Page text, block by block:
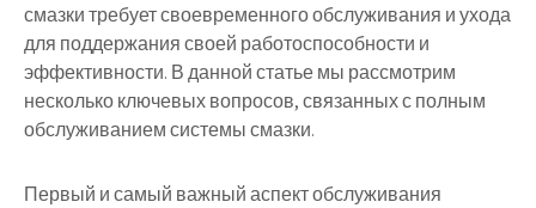
смазки требует своевременного обслуживания и ухода
для поддержания своей работоспособности и
эффективности. В данной статье мы рассмотрим
несколько ключевых вопросов, связанных с полным
обслуживанием системы смазки.
Первый и самый важный аспект обслуживания